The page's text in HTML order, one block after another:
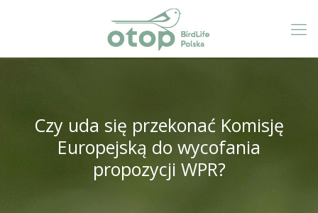
Czy uda się przekonać Komisję
Europejską do wycofania
propozycji WPR?